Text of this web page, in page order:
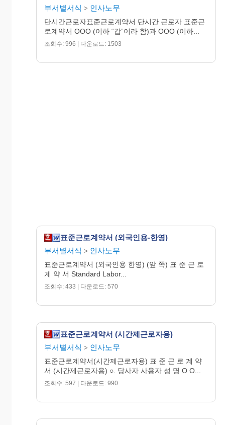
부서별서식 > 인사노무
단시간근로자표준근로계약서 단시간 근로자 표준근
로계약서 OOO (이하 “갑”이라 함)과 OOO (이하...
조회수: 996 | 다운로드: 1503
표준근로계약서 (외국인용-한영)
부서별서식 > 인사노무
표준근로계약서 (외국인용 한영) (앞 쪽) 표 준 근 로
계 약 서 Standard Labor...
조회수: 433 | 다운로드: 570
표준근로계약서 (시간제근로자용)
부서별서식 > 인사노무
표준근로계약서(시간제근로자용) 표 준 근 로 계 약
서 (시간제근로자용) ○. 당사자 사용자 성 명 O O...
조회수: 597 | 다운로드: 990